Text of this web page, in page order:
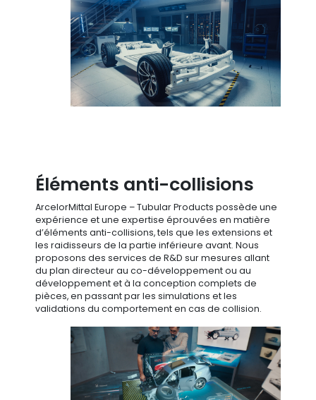
Éléments anti-collisions
ArcelorMittal Europe – Tubular Products possède une
expérience et une expertise éprouvées en matière
d’éléments anti-collisions, tels que les extensions et
les raidisseurs de la partie inférieure avant. Nous
proposons des services de R&D sur mesures allant
du plan directeur au co-développement ou au
développement et à la conception complets de
pièces, en passant par les simulations et les
validations du comportement en cas de collision.